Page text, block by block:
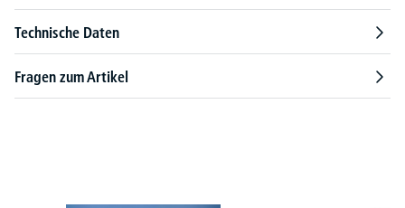
Technische Daten
Fragen zum Artikel